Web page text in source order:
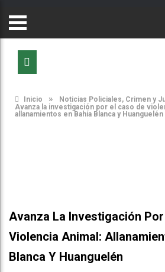
Inicio » Noticias Policiales, Crimen y
Avanza la investigación por el caso de
allanamientos en Bahía Blanca y Huanguelén
Avanza La Investigación Por
Violencia Animal:
Blanca Y Huanguelén